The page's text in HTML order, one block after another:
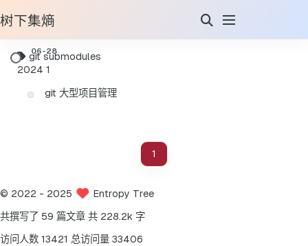
树下集熵
git submodules
2024 1
git 大型项目管理
1
© 2022 - 2025 Entropy Tree
共撰写了 59 篇文章 共 228.2k 字
访问人数 13421 总访问量 33406